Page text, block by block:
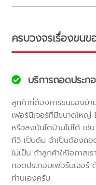
ครบวงจรเรื่องขนข
บริการถอดประก
ลูกค้าที่ต้องการขนของย้
เฟอร์นิเจอร์ที่มีขนาดใหญ่
หรือลงบันไดบ้านไม่ได้ เ
ทีวี เป็นต้น จำเป็นต้องถ
ไม่เป็น ถ้าลูกค้าให้โอกาสเ
ถอดประกอบเฟอร์นิเจอร์
ท่านเองครับ